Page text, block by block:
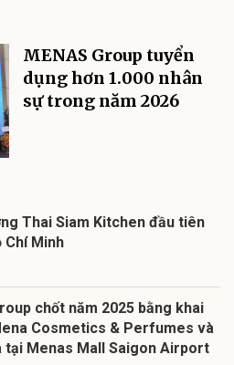
MENAS Group tuyển
dụng hơn 1.000 nhân
sự trong năm 2026
Thai Siam Kitchen đầu tiên
Chí Minh
chốt năm 2025 bằng khai
Cosmetics & Perfumes và
tại Menas Mall Saigon Airport